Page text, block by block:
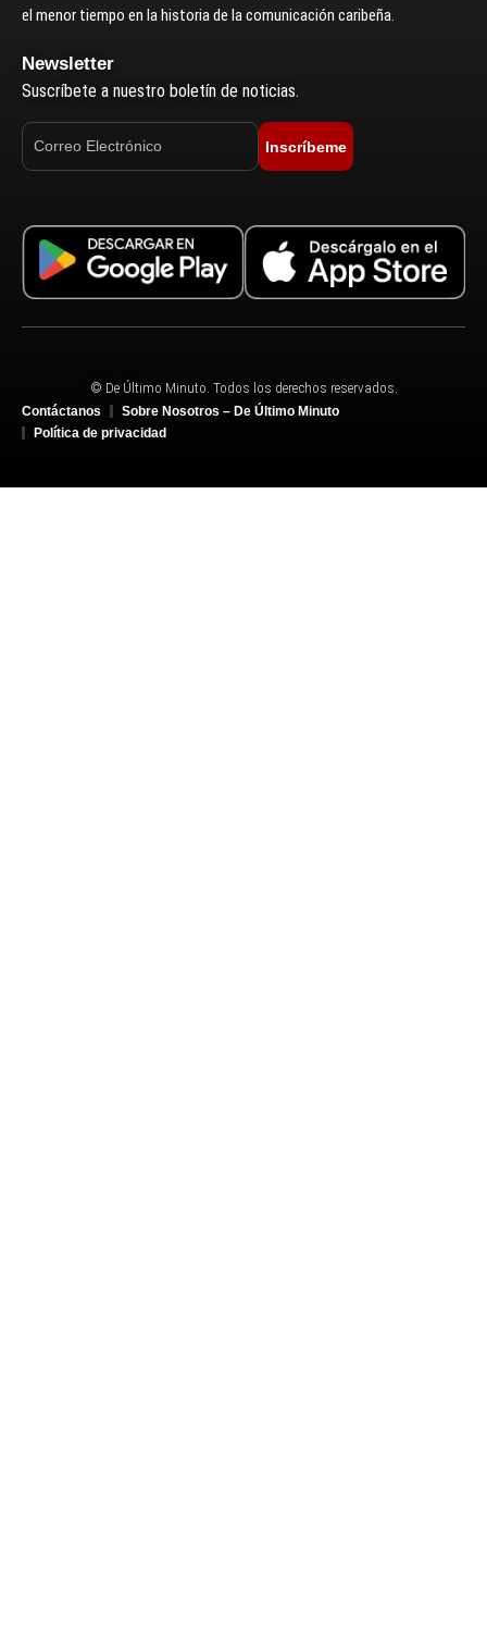
el menor tiempo en la historia de la comunicación caribeña.
Newsletter
Suscríbete a nuestro boletín de noticias.
Inscríbeme
© De Último Minuto. Todos los derechos reservados.
Contáctanos
Sobre Nosotros – De Último Minuto
Política de privacidad